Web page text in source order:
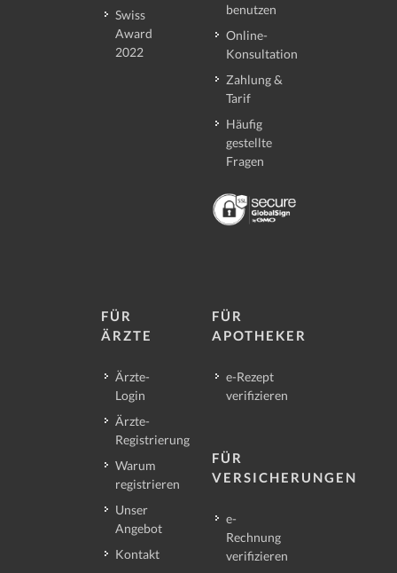
Swiss
Award
2022
benutzen
Online-
Konsultation
Zahlung &
Tarif
Häufig
gestellte
Fragen
FÜR
ÄRZTE
Ärzte-
Login
Ärzte-
Registrierung
Warum
registrieren
Unser
Angebot
Kontakt
FÜR
APOTHEKER
e-Rezept
verifizieren
FÜR
VERSICHERUNGEN
e-
Rechnung
verifizieren